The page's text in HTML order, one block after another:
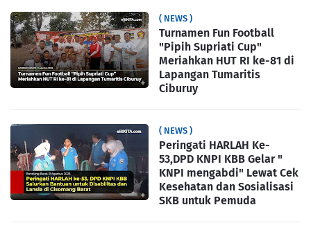
( NEWS )
Turnamen Fun Football
"Pipih Supriati Cup"
Meriahkan HUT RI ke-81 di
Lapangan Tumaritis
Ciburuy
( NEWS )
Peringati HARLAH Ke-
53,DPD KNPI KBB Gelar "
KNPI mengabdi" Lewat Cek
Kesehatan dan Sosialisasi
SKB untuk Pemuda